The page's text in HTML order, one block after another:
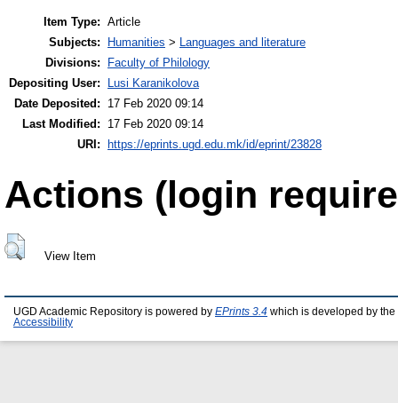
Item Type: Article
Subjects:
Humanities > Languages and literature
Divisions:
Faculty of Philology
Depositing User:
Lusi Karanikolova
Date Deposited:
17 Feb 2020 09:14
Last Modified:
17 Feb 2020 09:14
URI:
https://eprints.ugd.edu.mk/id/eprint/23828
Actions (login
View Item
UGD Academic Repository is powered by EPrints 3.4 which is developed by the
Accessibility